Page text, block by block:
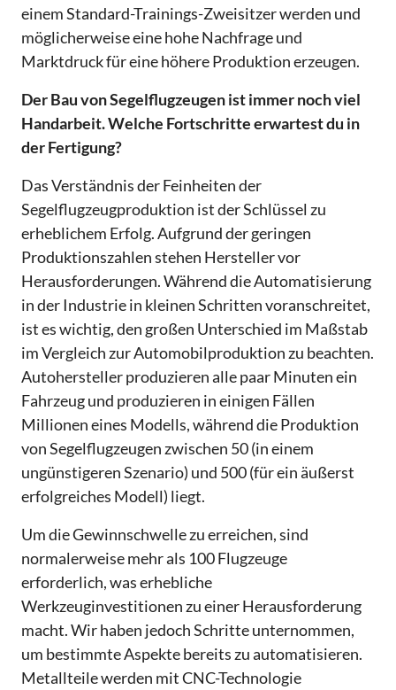
einem Standard-Trainings-Zweisitzer werden und
möglicherweise eine hohe Nachfrage und
Marktdruck für eine höhere Produktion erzeugen.
Der Bau von Segelflugzeugen ist immer noch viel
Handarbeit. Welche Fortschritte erwartest du in
der Fertigung?
Das Verständnis der Feinheiten der
Segelflugzeugproduktion ist der Schlüssel zu
erheblichem Erfolg. Aufgrund der geringen
Produktionszahlen stehen Hersteller vor
Herausforderungen. Während die Automatisierung
in der Industrie in kleinen Schritten voranschreitet,
ist es wichtig, den großen Unterschied im Maßstab
im Vergleich zur Automobilproduktion zu beachten.
Autohersteller produzieren alle paar Minuten ein
Fahrzeug und produzieren in einigen Fällen
Millionen eines Modells, während die Produktion
von Segelflugzeugen zwischen 50 (in einem
ungünstigeren Szenario) und 500 (für ein äußerst
erfolgreiches Modell) liegt.
Um die Gewinnschwelle zu erreichen, sind
normalerweise mehr als 100 Flugzeuge
erforderlich, was erhebliche
Werkzeuginvestitionen zu einer Herausforderung
macht. Wir haben jedoch Schritte unternommen,
um bestimmte Aspekte bereits zu automatisieren.
Metallteile werden mit CNC-Technologie